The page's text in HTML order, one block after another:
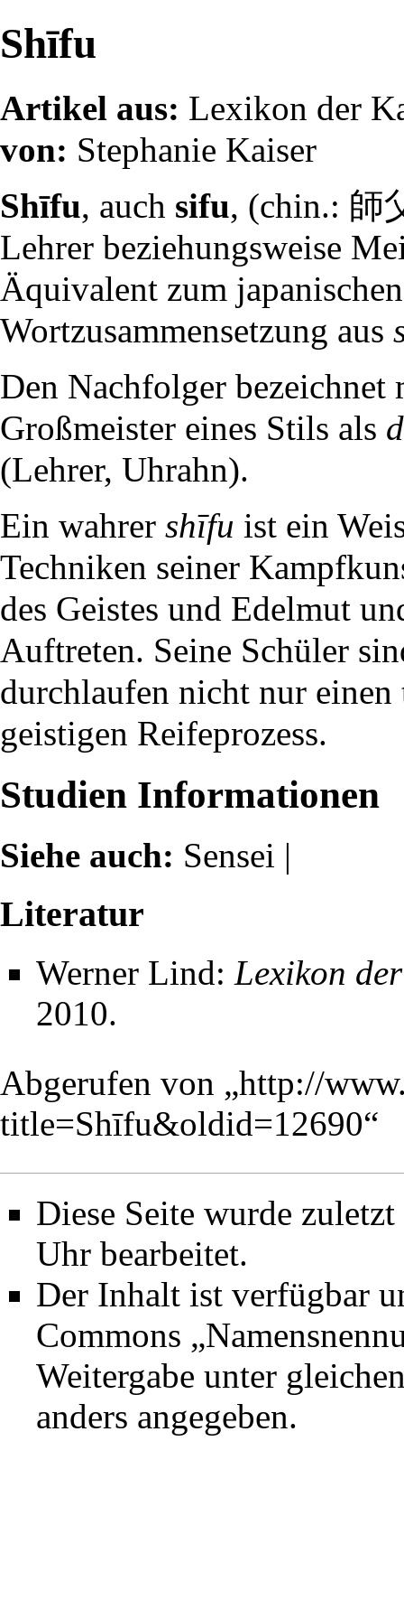
Shīfu
Artikel aus: Lexikon der
von: Stephanie Kaiser
Shīfu, auch sifu, (chin.: 師
Lehrer beziehungsweise
Äquivalent zum
Wortzusammensetzung aus
Den Nachfolger bezeichnet
Großmeister eines Stils als
(Lehrer, Uhrahn).
Ein wahrer shīfu ist ein
Techniken seiner
des Geistes und Edelmut
Auftreten. Seine Schüler
durchlaufen nicht nur einen
geistigen Reifeprozess.
Studien Informationen
Siehe auch: Sensei |
Literatur
Werner Lind: Lexikon
2010.
Abgerufen von „http://
title=Shīfu&oldid=12690“
Diese Seite wurde
Uhr bearbeitet.
Der Inhalt ist verfügbar
Commons
Weitergabe unter
anders angegeben.